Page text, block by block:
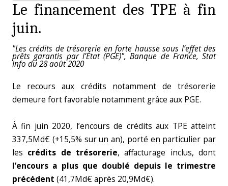
Le financement des TPE à fin
juin.
"Les crédits de trésorerie en forte hausse sous l’effet des
prêts garantis par l’État (PGE)", Banque de France, Stat
Info du 28 août 2020
Le recours aux crédits notamment de trésorerie
demeure fort favorable notamment grâce aux PGE.
À fin juin 2020, l’encours de crédits aux TPE atteint
337,5Md€ (+15,5% sur un an), porté en particulier par
les crédits de trésorerie, affacturage inclus, dont
l’encours a plus que doublé depuis le trimestre
précédent (41,7Md€ après 20,9Md€).